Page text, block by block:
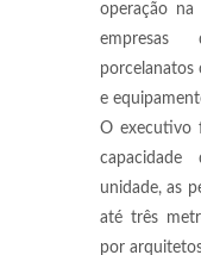
operação
porcelanatos
e
O executivo
unidade, as
até três
por